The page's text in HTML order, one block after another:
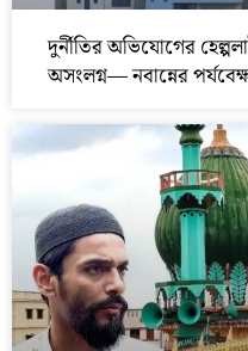
দুর্নীতির অভিযোগের
অসংলগ্ন— নবান্নের